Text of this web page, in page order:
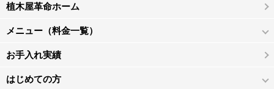
植木屋革命ホーム
メニュー（料金一覧）
お手入れ実績
はじめての方